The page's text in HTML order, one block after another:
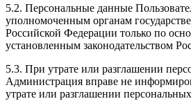
5.2. Персональные данные
уполномоченным органам
Российской Федерации только по
установленным законодательством
5.3. При утрате или разглашении
Администрация вправе не
утрате или разглашении